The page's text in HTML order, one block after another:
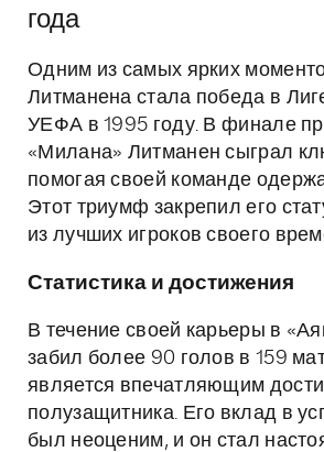
года
Одним из самых ярких
Литманена стала победа в
УЕФА в 1995 году. В финале
«Милана» Литманен сыграл
помогая своей команде
Этот триумф закрепил его
из лучших игроков своего
Статистика и достижения
В течение своей карьеры в
забил более 90 голов в 159
является впечатляющим
полузащитника. Его вклад в
был неоценим, и он стал